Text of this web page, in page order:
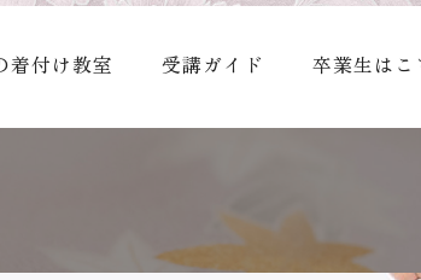
着付け教室 受講ガイド 卒業生はこ